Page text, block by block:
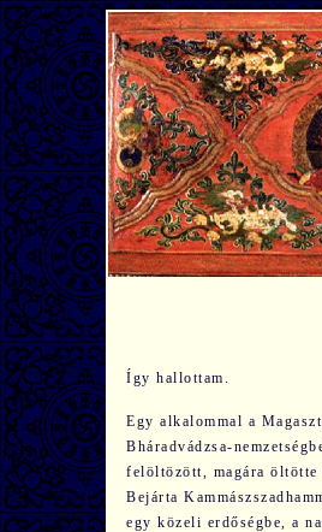
Így hallottam.
Egy alkalommal a
Bháradvádzsa-
felöltözött, magára öltötte
Bejárta
egy közeli erdőségbe, a